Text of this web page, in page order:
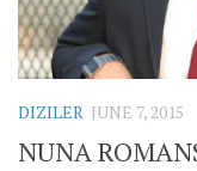
DIZILER JUNE 7, 2015
NUNA